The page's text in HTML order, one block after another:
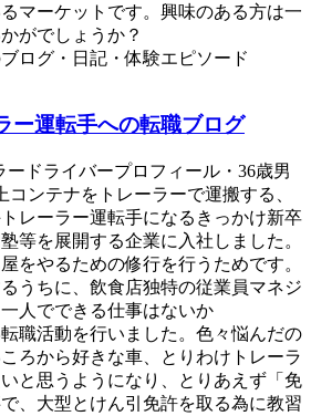
マーケットです。興味のある方は一
がでしょうか？
ログ・日記・体験エピソード
ー運転手への転職ブログ
ードライバープロフィール・36歳男
ンテナをトレーラーで運搬する、
レーラー運転手になるきっかけ新卒
等を展開する企業に入社しました。
をやるための修行を行うためです。
うちに、飲食店独特の従業員マネジ
人でできる仕事はないか
職活動を行いました。色々悩んだの
ろから好きな車、とりわけトレーラ
と思うようになり、とりあえず「免
、大型とけん引免許を取る為に教習